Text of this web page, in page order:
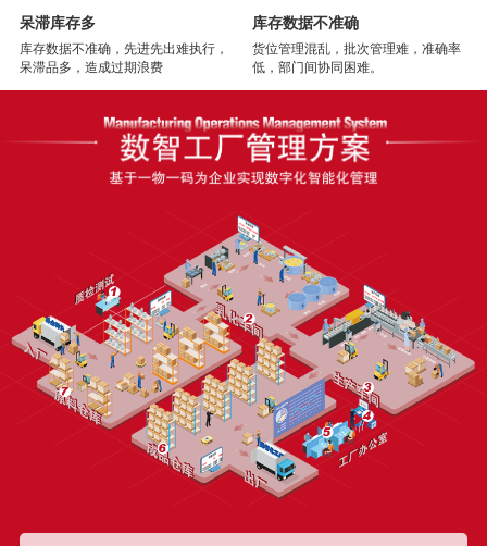
呆滞库存多
库存数据不准确，先进先出难执行，
呆滞品多，造成过期浪费
库存数据不准确
货位管理混乱，批次管理难，准确率
低，部门间协同困难。